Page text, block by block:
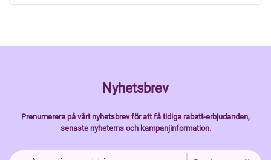
Nyhetsbrev
Prenumerera på vårt nyhetsbrev för att få tidiga rabatt-erbjudanden,
senaste nyheterns och kampanjinformation.